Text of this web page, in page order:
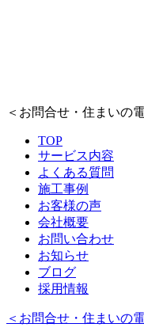
＜お問合せ・住まいの
TOP
サービス内容
よくある質問
施工事例
お客様の声
会社概要
お問い合わせ
お知らせ
ブログ
採用情報
＜お問合せ・住まいの